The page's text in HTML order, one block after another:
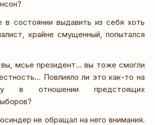
состоянии выдавить из себя хоть
крайне смущенный, попытался
мсье президент… вы тоже смогли
Повлияло ли это как-то на
в отношении предстоящих
не обращал на него внимания.